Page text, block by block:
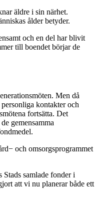
äldre i sin närhet.
ålder betyder.
och en del har blivit
till boendet börjar de
Men då
kontakter och
fortsätta. Det
gemensamma
och omsorgsprogrammet
samlade fonder i
att vi nu planerar både ett